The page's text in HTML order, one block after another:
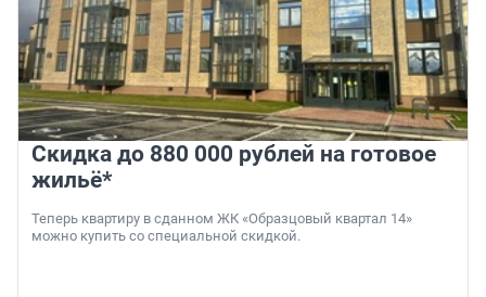
Скидка до 880 000 рублей на готовое
жильё*
Теперь квартиру в сданном ЖК «Образцовый квартал 14»
можно купить со специальной скидкой.